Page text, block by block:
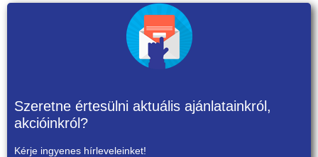
Szeretne értesülni aktuális ajánlatainkról,
akcióinkról?
Kérje ingyenes hírleveleinket!